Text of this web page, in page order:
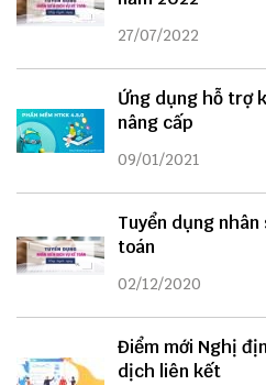
27/07/2022
Ứng dụng hỗ trợ
nâng cấp
09/01/2021
Tuyển dụng
toán
02/12/2020
Điểm mới Nghị
dịch liên kết